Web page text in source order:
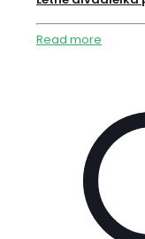
Read more